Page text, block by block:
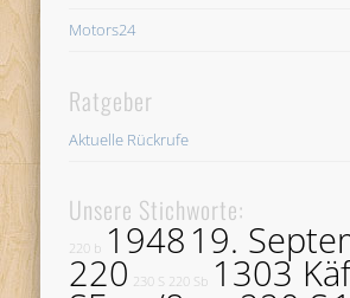
Motors24
Ratgeber
Aktuelle Rückrufe
Unsere Stichworte:
220 b 1948 19.
220 230 S 220 Sb 1303